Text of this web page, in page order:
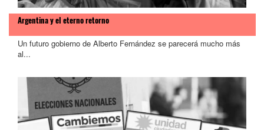
Argentina y el eterno retorno
Un futuro gobierno de Alberto Fernández se parecerá mucho más
al...